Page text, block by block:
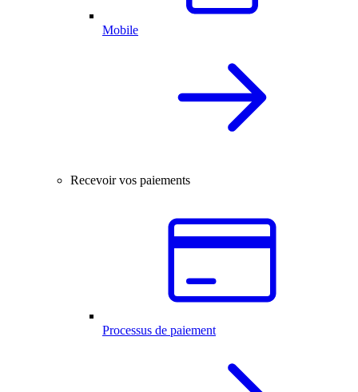
Mobile
Recevoir vos paiements
Processus de paiement